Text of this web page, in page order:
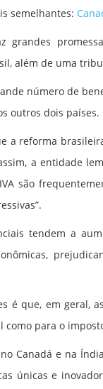
semelhantes:
grandes
além de uma
número de
outros dois países.
a reforma
a entidade
são
tendem a
é que, em geral,
para o
Canadá e na
únicas e